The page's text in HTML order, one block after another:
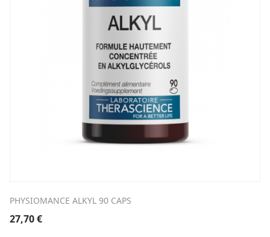
PHYSIOMANCE ALKYL 90 CAPS
27,70€